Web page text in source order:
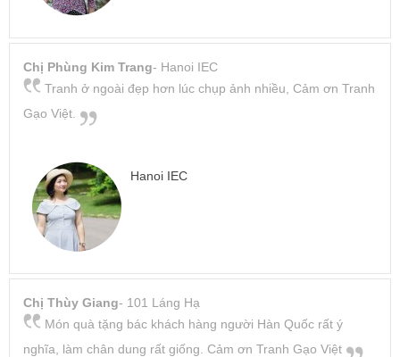
Chị Phùng Kim Trang- Hanoi IEC
Tranh ở ngoài đẹp hơn lúc chụp ảnh nhiều, Cảm ơn Tranh
Gạo Việt.
Hanoi IEC
Chị Thùy Giang- 101 Láng Hạ
Món quà tặng bác khách hàng người Hàn Quốc rất ý
nghĩa, làm chân dung rất giống. Cảm ơn Tranh Gạo Việt